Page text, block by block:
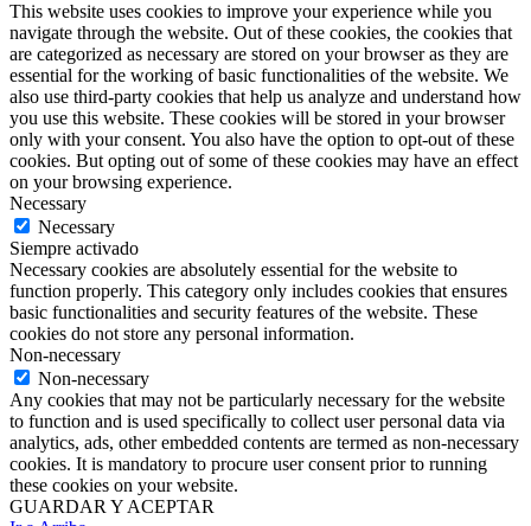
This website uses cookies to improve your experience while you
navigate through the website. Out of these cookies, the cookies that
are categorized as necessary are stored on your browser as they are
essential for the working of basic functionalities of the website. We
also use third-party cookies that help us analyze and understand how
you use this website. These cookies will be stored in your browser
only with your consent. You also have the option to opt-out of these
cookies. But opting out of some of these cookies may have an effect
on your browsing experience.
Necessary
Necessary
Siempre activado
Necessary cookies are absolutely essential for the website to
function properly. This category only includes cookies that ensures
basic functionalities and security features of the website. These
cookies do not store any personal information.
Non-necessary
Non-necessary
Any cookies that may not be particularly necessary for the website
to function and is used specifically to collect user personal data via
analytics, ads, other embedded contents are termed as non-necessary
cookies. It is mandatory to procure user consent prior to running
these cookies on your website.
GUARDAR Y ACEPTAR